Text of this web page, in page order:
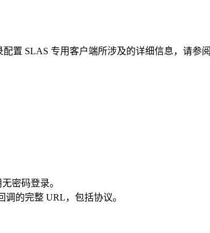
置 SLAS 专用客户端所涉及的详细信息，请参阅
密码登录。
的完整 URL，包括协议。